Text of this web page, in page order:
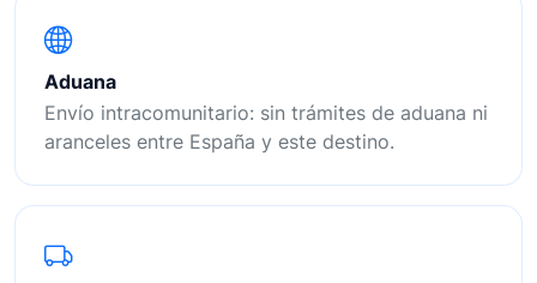
Aduana
Envío intracomunitario: sin trámites de aduana ni
aranceles entre España y este destino.